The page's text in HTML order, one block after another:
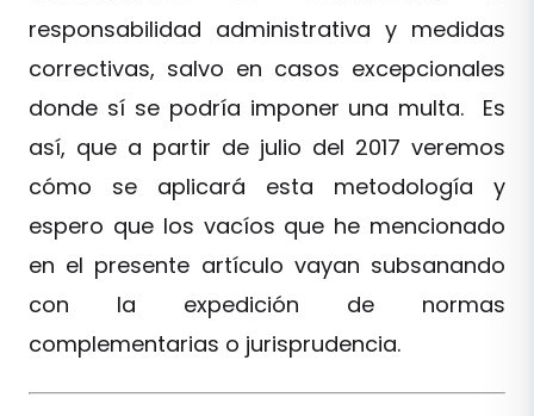
responsabilidad administrativa y medidas
correctivas, salvo en casos excepcionales
donde sí se podría imponer una multa. Es
así, que a partir de julio del 2017 veremos
cómo se aplicará esta metodología y
espero que los vacíos que he mencionado
en el presente artículo vayan subsanando
con la expedición de normas
complementarias o jurisprudencia.